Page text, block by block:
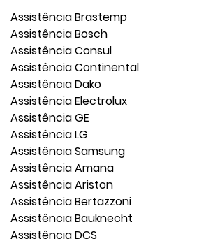
Assistência Brastemp
Assistência Bosch
Assistência Consul
Assistência Continental
Assistência Dako
Assistência Electrolux
Assistência GE
Assistência LG
Assistência Samsung
Assistência Amana
Assistência Ariston
Assistência Bertazzoni
Assistência Bauknecht
Assistência DCS